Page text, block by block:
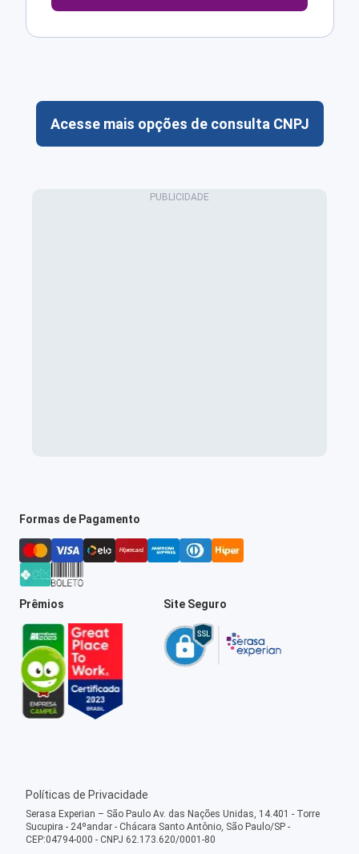
Acesse mais opções de consulta CNPJ
Formas de Pagamento
Prêmios Site Seguro
Políticas de Privacidade
Serasa Experian – São Paulo Av. das Nações Unidas, 14.401 - Torre
Sucupira - 24ºandar - Chácara Santo Antônio, São Paulo/SP -
CEP:04794-000 - CNPJ 62.173.620/0001-80